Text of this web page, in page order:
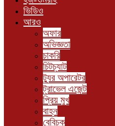
ভিডিও
আরও
অফার
অভিজ্ঞতা
চাকরি
চিটচ্যাট
ট্যুর অপারেটর
ট্রাভেল এজেন্ট
প্রিয় মুখ
বাহন
বেবিচক